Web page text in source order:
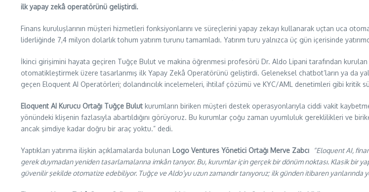
ilk yapay zekâ operatörünü geliştirdi.
Finans kuruluşlarının müşteri hizmetleri fonksiyonlarını ve süreçlerini yapay zekayı kullanarak uçtan uca
liderliğinde 7,4 milyon dolarlık tohum yatırım turunu tamamladı. Yatırım turu yalnızca üç gün içerisinde
İkinci girişimini hayata geçiren Tuğçe Bulut ve makina öğrenmesi profesörü Dr. Aldo Lipani tarafından
otomatikleştirmek üzere tasarlanmış ilk Yapay Zekâ Operatörünü geliştirdi. Geleneksel chatbot’ların ya da
geçen Eloquent AI Operatörleri; dolandırıcılık incelemeleri, ihtilaf çözümü ve KYC/AML denetimleri gibi
Eloquent AI Kurucu Ortağı Tuğçe Bulut kurumların biriken müşteri destek operasyonlarıyla ciddi vakit
yönündeki klişenin fazlasıyla abartıldığını görüyoruz. Bu kurumlar çoğu zaman uyumluluk gereklilikleri ve
ancak şimdiye kadar doğru bir araç yoktu.” dedi.
Yaptıkları yatırıma ilişkin açıklamalarda bulunan Logo Ventures Yönetici Ortağı Merve Zabcı
“Eloquent AI,
gerek duymadan yeniden tasarlamalarına imkân tanıyor. Bu, kurumlar için gerçek bir dönüm noktası. Klasik bir
güvenilir şekilde otomatize edebiliyor. Tuğçe ve Aldo’yu uzun zamandır tanıyoruz; ilk günden itibaren